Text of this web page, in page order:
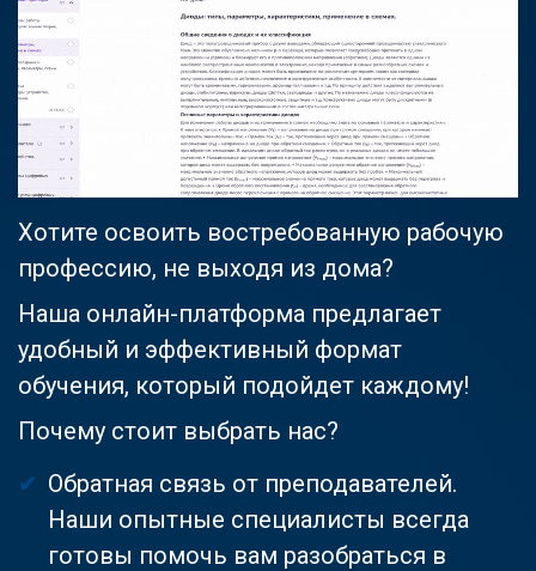
Хотите освоить востребованную рабочую
профессию, не выходя из дома?
Наша онлайн-платформа предлагает
удобный и эффективный формат
обучения, который подойдет каждому!
Почему стоит выбрать нас?
Обратная связь от преподавателей.
Наши опытные специалисты всегда
готовы помочь вам разобраться в